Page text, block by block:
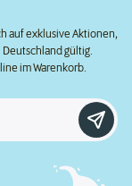
auf exklusive Aktionen,
Deutschland gültig.
im Warenkorb.